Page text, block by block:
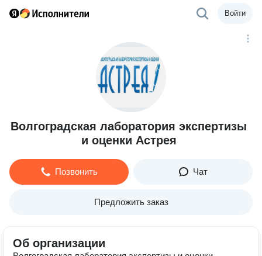
Войти
Волгоградская лаборатория экспертизы
и оценки Астрея
Позвонить Чат
Предложить заказ
Об организации